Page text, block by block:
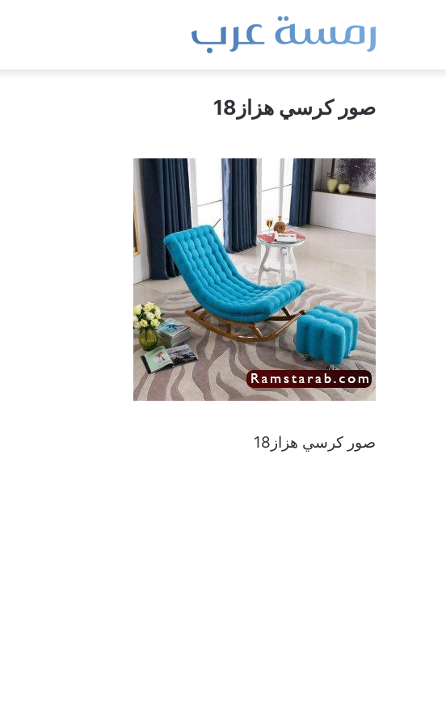
صور كرسي هزاز18
صور كرسي هزاز18